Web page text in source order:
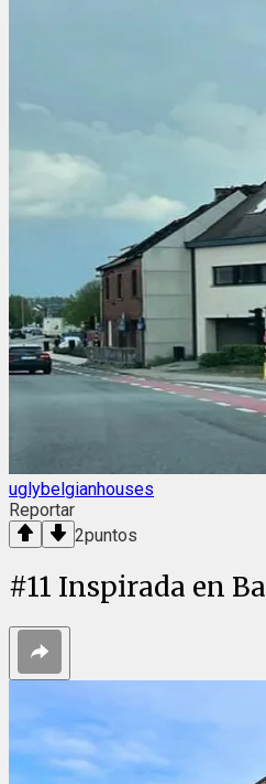
uglybelgianhouses
Reportar
2puntos
#11 Inspirada en